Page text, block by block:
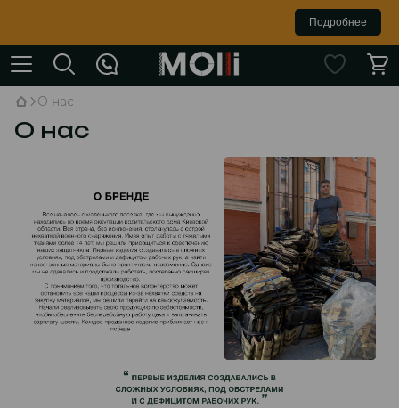
Подробнее
О нас
О нас